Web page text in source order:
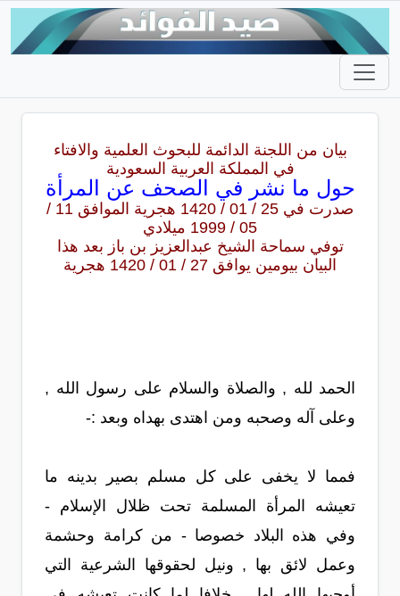
بيان من اللجنة الدائمة للبحوث العلمية والافتاء
في المملكة العربية السعودية
حول ما نشر في الصحف عن المرأة
صدرت في 25 / 01 / 1420 هجرية الموافق 11 /
05 / 1999 ميلادي
توفي سماحة الشيخ عبدالعزيز بن باز بعد هذا
البيان بيومين يوافق 27 / 01 / 1420 هجرية
الحمد لله , والصلاة والسلام على رسول الله ,
وعلى آله وصحبه ومن اهتدى بهداه وبعد :-
فمما لا يخفى على كل مسلم بصير بدينه ما
تعيشه المرأة المسلمة تحت ظلال الإسلام -
وفي هذه البلاد خصوصا - من كرامة وحشمة
وعمل لائق بها , ونيل لحقوقها الشرعية التي